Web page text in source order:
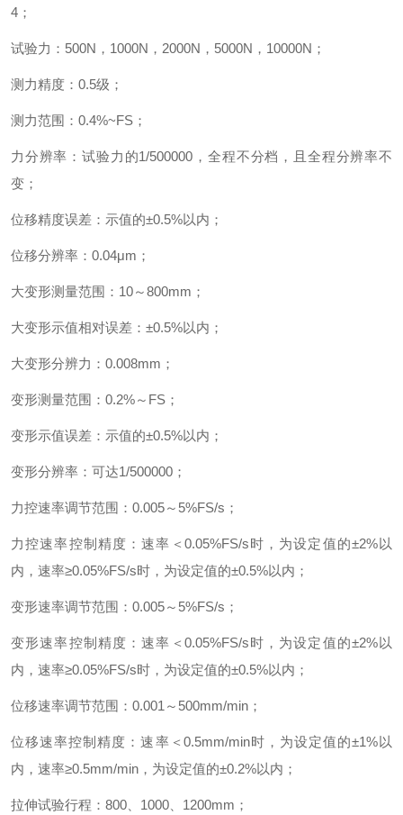
4 ；
试验力： 500N ， 1000N ， 2000N ， 5000N ， 10000N ；
测力精度： 0.5级；
测力范围： 0.4%~FS ；
力分辨率：试验力的1/500000 ，全程不分档，且全程分辨率不
变；
位移精度误差：示值的±0.5%以内；
位移分辨率： 0.04μm ；
大变形测量范围： 10～800mm ；
大变形示值相对误差： ±0.5%以内；
大变形分辨力： 0.008mm ；
变形测量范围： 0.2%～ FS ；
变形示值误差：示值的±0.5%以内；
变形分辨率：可达1/500000 ；
力控速率调节范围： 0.005～ 5%FS/s ；
力控速率控制精度：速率＜ 0.05%FS/s时，为设定值的±2%以
内，速率≥0.05%FS/s时，为设定值的±0.5%以内；
变形速率调节范围： 0.005～ 5%FS/s ；
变形速率控制精度：速率＜ 0.05%FS/s时，为设定值的±2%以
内，速率≥0.05%FS/s时，为设定值的±0.5%以内；
位移速率调节范围： 0.001 ～ 500mm/min ；
位移速率控制精度：速率＜ 0.5mm/min时，为设定值的±1%以
内，速率≥0.5mm/min ，为设定值的±0.2%以内；
拉伸试验行程： 800 1000 1200mm ；